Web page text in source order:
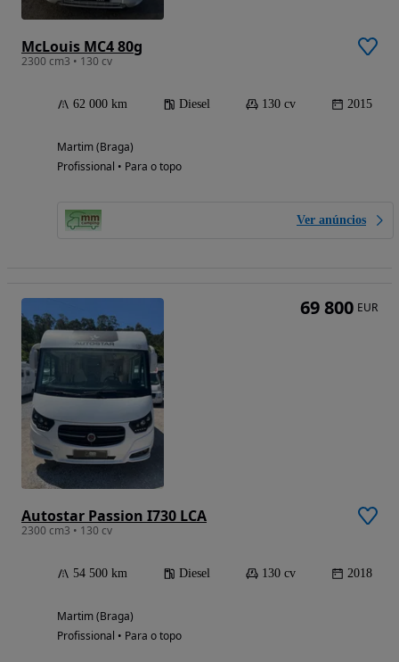
McLouis MC4 80g
2300 cm3 • 130 cv
62 000 km Diesel 130 cv 2015
Martim (Braga)
Profissional • Para o topo
Ver anúncios
Autostar Passion I730 LCA
2300 cm3 • 130 cv
54 500 km Diesel 130 cv 2018
Martim (Braga)
Profissional • Para o topo
69 800 EUR